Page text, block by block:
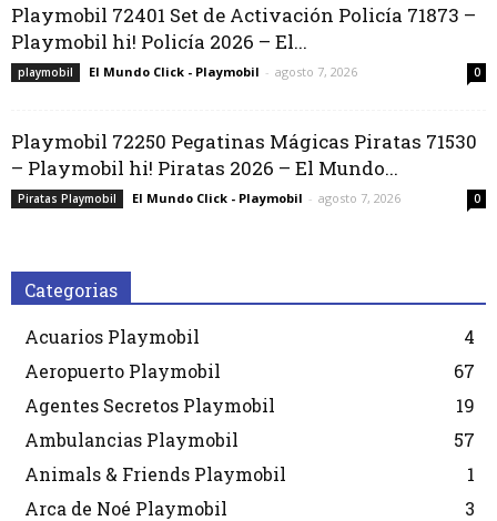
Playmobil 72401 Set de Activación Policía 71873 –
Playmobil hi! Policía 2026 – El...
playmobil El Mundo Click - Playmobil - agosto 7, 2026 0
Playmobil 72250 Pegatinas Mágicas Piratas 71530
– Playmobil hi! Piratas 2026 – El Mundo...
Piratas Playmobil El Mundo Click - Playmobil - agosto 7, 2026 0
Categorias
Acuarios Playmobil
4
Aeropuerto Playmobil
67
Agentes Secretos Playmobil
19
Ambulancias Playmobil
57
Animals & Friends Playmobil
1
Arca de Noé Playmobil
3